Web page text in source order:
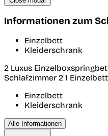
Informationen zum
Einzelbett
Kleiderschrank
2 Luxus
Schlafzimmer 2 1 Einzelbett
Einzelbett
Kleiderschrank
Alle Informationen